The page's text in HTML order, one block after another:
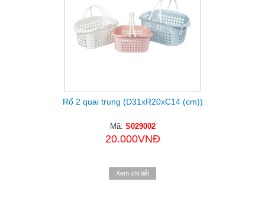
Rổ 2 quai trung (D31xR20xC14 (cm))
Mã: S029002
20.000VNĐ
Xem chi tiết